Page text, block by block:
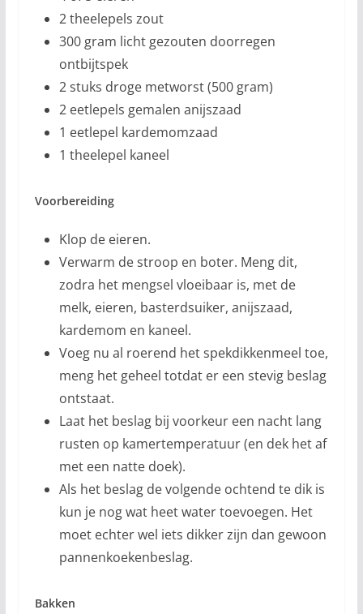
2 theelepels zout
300 gram licht gezouten doorregen
ontbijtspek
2 stuks droge metworst (500 gram)
2 eetlepels gemalen anijszaad
1 eetlepel kardemomzaad
1 theelepel kaneel
Voorbereiding
Klop de eieren.
Verwarm de stroop en boter. Meng dit,
zodra het mengsel vloeibaar is, met de
melk, eieren, basterdsuiker, anijszaad,
kardemom en kaneel.
Voeg nu al roerend het spekdikkenmeel toe,
meng het geheel totdat er een stevig beslag
ontstaat.
Laat het beslag bij voorkeur een nacht lang
rusten op kamertemperatuur (en dek het af
met een natte doek).
Als het beslag de volgende ochtend te dik is
kun je nog wat heet water toevoegen. Het
moet echter wel iets dikker zijn dan gewoon
pannenkoekenbeslag.
Bakken